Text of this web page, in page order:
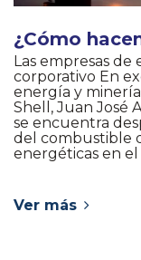
¿Cómo
Las empresas
corporativo En
energía y
Shell, Juan José
se encuentra
del combustible
energéticas en el
Ver más